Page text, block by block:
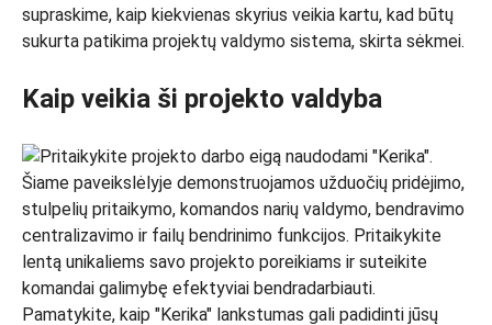
supraskime, kaip kiekvienas skyrius veikia kartu, kad būtų
sukurta patikima projektų valdymo sistema, skirta sėkmei.
Kaip veikia ši projekto valdyba